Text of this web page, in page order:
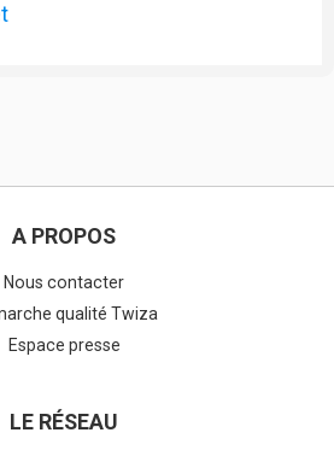
A PROPOS
Nous contacter
qualité Twiza
Espace presse
LE RÉSEAU